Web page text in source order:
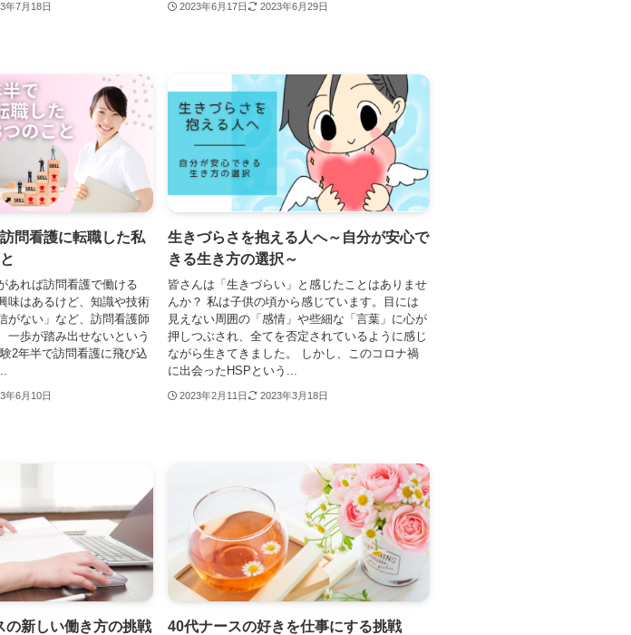
年7月18日 2023年6月17日 2023年6月29日
問看護に転職した私
あれば訪問看護で働ける
味はあるけど、知識や技術
がない」など、訪問看護師
一歩が踏み出せないという
2年半で訪問看護に飛び込
年6月10日
生きづらさを抱える人へ～自分が安心で
きる生き方の選択～
皆さんは「生きづらい」と感じたことはありませ
んか？ 私は子供の頃から感じています。目には
見えない周囲の「感情」や些細な「言葉」に心が
押しつぶされ、全てを否定されているように感じ
ながら生きてきました。 しかし、このコロナ禍
に出会ったHSPという...
2023年2月11日 2023年3月18日
の新しい働き方の挑戦
40代ナースの好きを仕事にする挑戦